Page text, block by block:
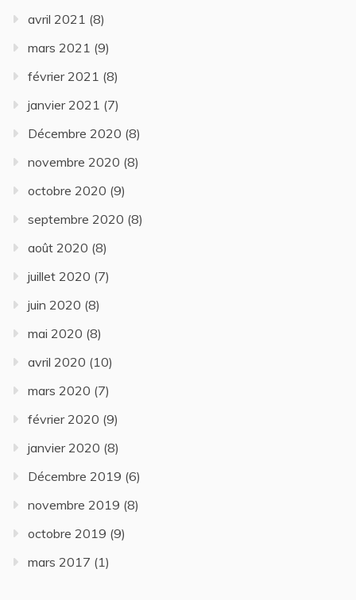
avril 2021 (8)
mars 2021 (9)
février 2021 (8)
janvier 2021 (7)
Décembre 2020 (8)
novembre 2020 (8)
octobre 2020 (9)
septembre 2020 (8)
août 2020 (8)
juillet 2020 (7)
juin 2020 (8)
mai 2020 (8)
avril 2020 (10)
mars 2020 (7)
février 2020 (9)
janvier 2020 (8)
Décembre 2019 (6)
novembre 2019 (8)
octobre 2019 (9)
mars 2017 (1)